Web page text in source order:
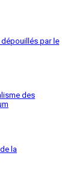
par le
des
la